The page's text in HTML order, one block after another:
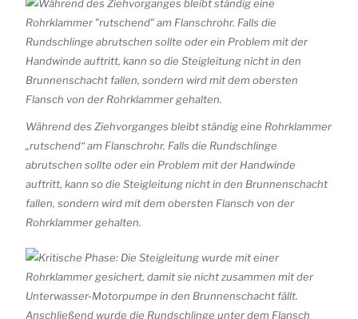
Während des Ziehvorganges bleibt ständig eine Rohrklammer
„rutschend“ am Flanschrohr. Falls die Rundschlinge
abrutschen sollte oder ein Problem mit der Handwinde
auftritt, kann so die Steigleitung nicht in den Brunnenschacht
fallen, sondern wird mit dem obersten Flansch von der
Rohrklammer gehalten.